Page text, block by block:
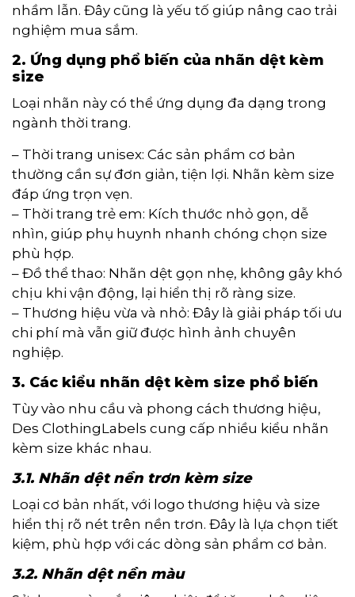
nhầm lẫn. Đây cũng là yếu tố giúp nâng cao trải
nghiệm mua sắm.
2. Ứng dụng phổ biến của nhãn dệt kèm
size
Loại nhãn này có thể ứng dụng đa dạng trong
ngành thời trang.
– Thời trang unisex: Các sản phẩm cơ bản
thường cần sự đơn giản, tiện lợi. Nhãn kèm size
đáp ứng trọn vẹn.
– Thời trang trẻ em: Kích thước nhỏ gọn, dễ
nhìn, giúp phụ huynh nhanh chóng chọn size
phù hợp.
– Đồ thể thao: Nhãn dệt gọn nhẹ, không gây khó
chịu khi vận động, lại hiển thị rõ ràng size.
– Thương hiệu vừa và nhỏ: Đây là giải pháp tối ưu
chi phí mà vẫn giữ được hình ảnh chuyên
nghiệp.
3. Các kiểu nhãn dệt kèm size phổ biến
Tùy vào nhu cầu và phong cách thương hiệu,
Des ClothingLabels cung cấp nhiều kiểu nhãn
kèm size khác nhau.
3.1. Nhãn dệt nền trơn kèm size
Loại cơ bản nhất, với logo thương hiệu và size
hiển thị rõ nét trên nền trơn. Đây là lựa chọn tiết
kiệm, phù hợp với các dòng sản phẩm cơ bản.
3.2. Nhãn dệt nền màu